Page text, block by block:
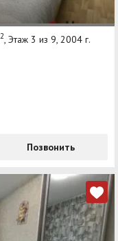
2 , Этаж 3 из 9, 2004 г.
Позвонить